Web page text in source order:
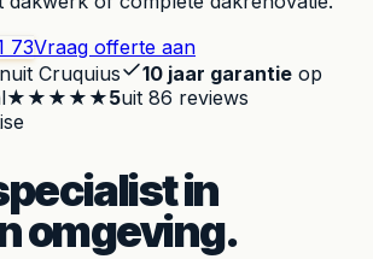
73Vraag offerte aan
Cruquius 10 jaar garantie op
★★★★★5uit 86 reviews
in
omgeving.